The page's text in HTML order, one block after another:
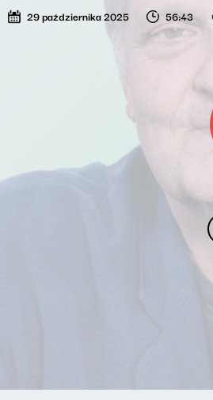
29 października 2025 56:43